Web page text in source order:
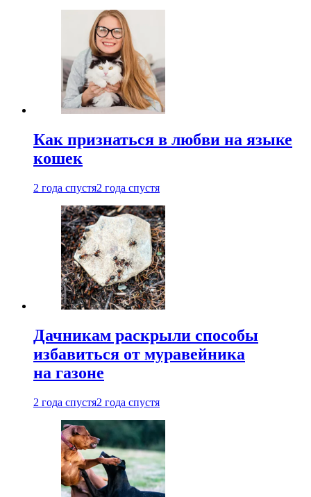
Как признаться в любви на языке
кошек
2 года спустя2 года спустя
Дачникам раскрыли способы
избавиться от муравейника
на газоне
2 года спустя2 года спустя